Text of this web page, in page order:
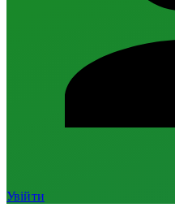
Увійти